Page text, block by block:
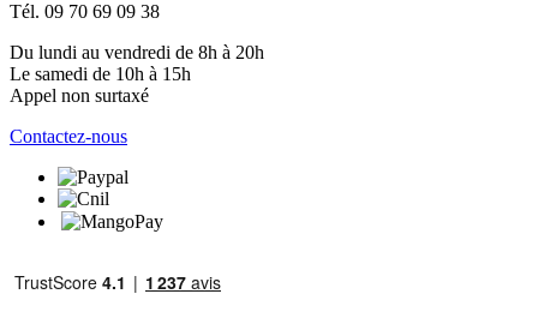
Tél. 09 70 69 09 38
Du lundi au vendredi de 8h à 20h
Le samedi de 10h à 15h
Appel non surtaxé
Contactez-nous